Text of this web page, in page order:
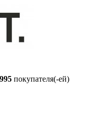
995 покупателя(-ей)